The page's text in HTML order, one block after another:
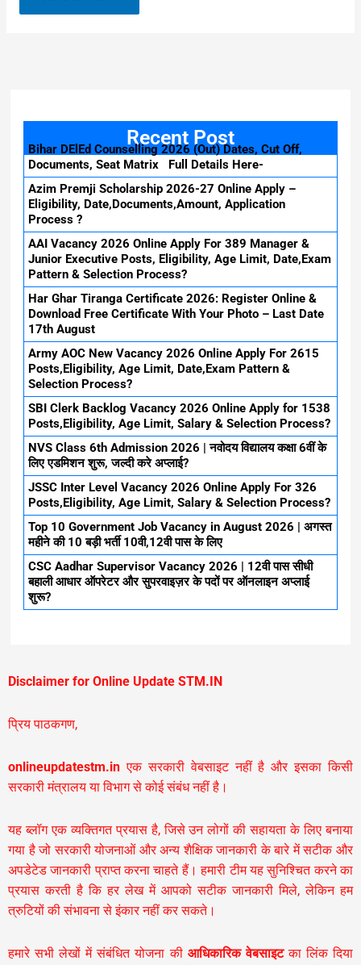
Recent Post
Bihar DElEd Counselling 2026 (Out) Dates, Cut Off,
Documents, Seat Matrix Full Details Here-
Azim Premji Scholarship 2026-27 Online Apply –
Eligibility, Date,Documents,Amount, Application
Process ?
AAI Vacancy 2026 Online Apply For 389 Manager &
Junior Executive Posts, Eligibility, Age Limit, Date,Exam
Pattern & Selection Process?
Har Ghar Tiranga Certificate 2026: Register Online &
Download Free Certificate With Your Photo – Last Date
17th August
Army AOC New Vacancy 2026 Online Apply For 2615
Posts,Eligibility, Age Limit, Date,Exam Pattern &
Selection Process?
SBI Clerk Backlog Vacancy 2026 Online Apply for 1538
Posts,Eligibility, Age Limit, Salary & Selection Process?
NVS Class 6th Admission 2026 | नवोदय विद्यालय कक्षा 6वीं के
लिए एडमिशन शुरू, जल्दी करे अप्लाई?
JSSC Inter Level Vacancy 2026 Online Apply For 326
Posts,Eligibility, Age Limit, Salary & Selection Process?
Top 10 Government Job Vacancy in August 2026 | अगस्त
महीने की 10 बड़ी भर्ती 10वी,12वी पास के लिए
CSC Aadhar Supervisor Vacancy 2026 | 12वी पास सीधी
बहाली आधार ऑपरेटर और सुपरवाइज़र के पदों पर ऑनलाइन अप्लाई
शुरू?
Disclaimer for Online Update STM.IN
प्रिय पाठकगण,
onlineupdatestm.in एक सरकारी वेबसाइट नहीं है और इसका किसी
सरकारी मंत्रालय या विभाग से कोई संबंध नहीं है।
यह ब्लॉग एक व्यक्तिगत प्रयास है, जिसे उन लोगों की सहायता के लिए बनाया
गया है जो सरकारी योजनाओं और अन्य शैक्षिक जानकारी के बारे में सटीक और
अपडेटेड जानकारी प्राप्त करना चाहते हैं। हमारी टीम यह सुनिश्चित करने का
प्रयास करती है कि हर लेख में आपको सटीक जानकारी मिले, लेकिन हम
त्रुटियों की संभावना से इंकार नहीं कर सकते।
हमारे सभी लेखों में संबंधित योजना की आधिकारिक वेबसाइटका लिंक दिया